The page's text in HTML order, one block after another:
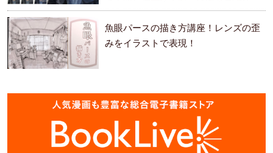
ます。
魚眼パースの描き方講座！レンズの歪
みをイラストで表現！